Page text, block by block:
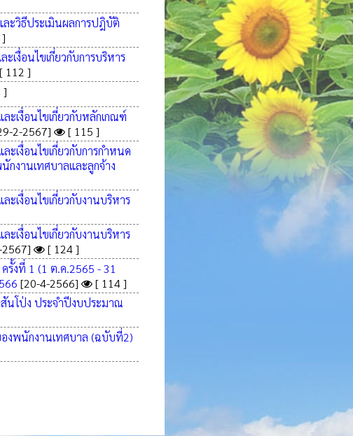
ละวิธีประเมินผลการปฎิบัติ
เงื่อนไขเกี่ยวกับการบริหาร
112 ]
]
ะเงื่อนไขเกี่ยวกับหลักเกณฑ์
2-2567]
[ 115 ]
ะเงื่อนไขเกี่ยวกับการกำหนด
กงานเทศบาลและลูกจ้าง
ะเงื่อนไขเกี่ยวกับงานบริหาร
ะเงื่อนไขเกี่ยวกับงานบริหาร
[ 124 ]
รั้งที่ 1 (1 ต.ค.2565 - 31
[20-4-2566]
[ 114 ]
นโป่ง ประจำปีงบประมาณ
งพนักงานเทศบาล (ฉบับที่2)